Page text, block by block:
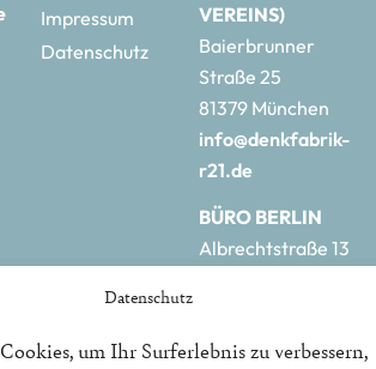
Datenschutz
um Ihr Surferlebnis zu verbessern,
Impressum
Datenschutz
VEREINS)
Baierbrunner
Straße 25
81379 München
info@denkfabrik-
r21.de
BÜRO BERLIN
Albrechtstraße 13
r21.de